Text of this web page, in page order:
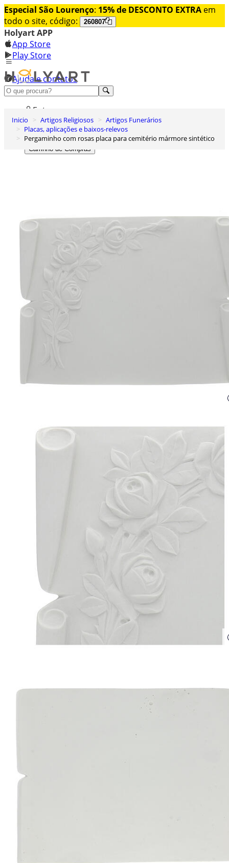
Especial São Lourenço: 15% de DESCONTO EXTRA em
todo o site, código:
260807
Holyart APP
App Store
Play Store
Ajuda e contatos
Conheça premium
Entrar
Lista de Desejos
0
Carrinho de Compras
Inicio Artigos Religiosos
Artigos Funerários
Placas, aplicações e baixos-relevos
Pergaminho com rosas placa para cemitério mármore sintético